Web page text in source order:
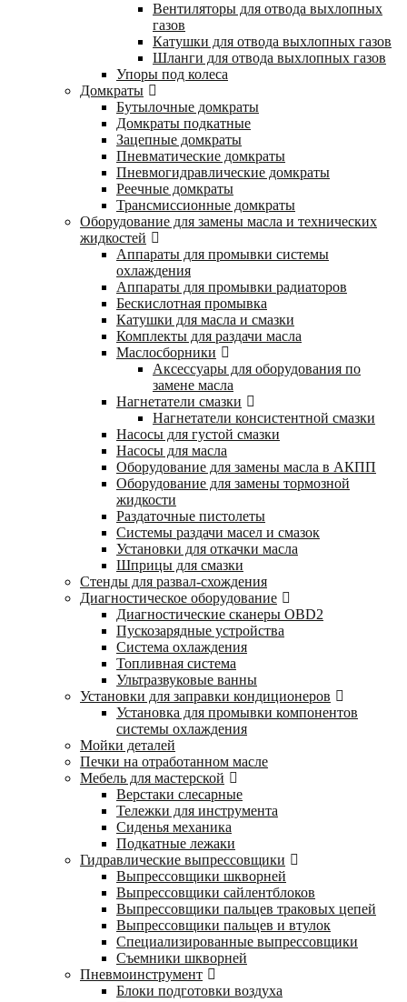
Вентиляторы для отвода выхлопных
газов
Катушки для отвода выхлопных газов
Шланги для отвода выхлопных газов
Упоры под колеса
Домкраты
Бутылочные домкраты
Домкраты подкатные
Зацепные домкраты
Пневматические домкраты
Пневмогидравлические домкраты
Реечные домкраты
Трансмиссионные домкраты
Оборудование для замены масла и технических
жидкостей
Аппараты для промывки системы
охлаждения
Аппараты для промывки радиаторов
Бескислотная промывка
Катушки для масла и смазки
Комплекты для раздачи масла
Маслосборники
Аксессуары для оборудования по
замене масла
Нагнетатели смазки
Нагнетатели консистентной смазки
Насосы для густой смазки
Насосы для масла
Оборудование для замены масла в АКПП
Оборудование для замены тормозной
жидкости
Раздаточные пистолеты
Системы раздачи масел и смазок
Установки для откачки масла
Шприцы для смазки
Стенды для развал-схождения
Диагностическое оборудование
Диагностические сканеры OBD2
Пускозарядные устройства
Система охлаждения
Топливная система
Ультразвуковые ванны
Установки для заправки кондиционеров
Установка для промывки компонентов
системы охлаждения
Мойки деталей
Печки на отработанном масле
Мебель для мастерской
Верстаки слесарные
Тележки для инструмента
Сиденья механика
Подкатные лежаки
Гидравлические выпрессовщики
Выпрессовщики шкворней
Выпрессовщики сайлентблоков
Выпрессовщики пальцев траковых цепей
Выпрессовщики пальцев и втулок
Специализированные выпрессовщики
Cъемники шкворней
Пневмоинструмент
Блоки подготовки воздуха